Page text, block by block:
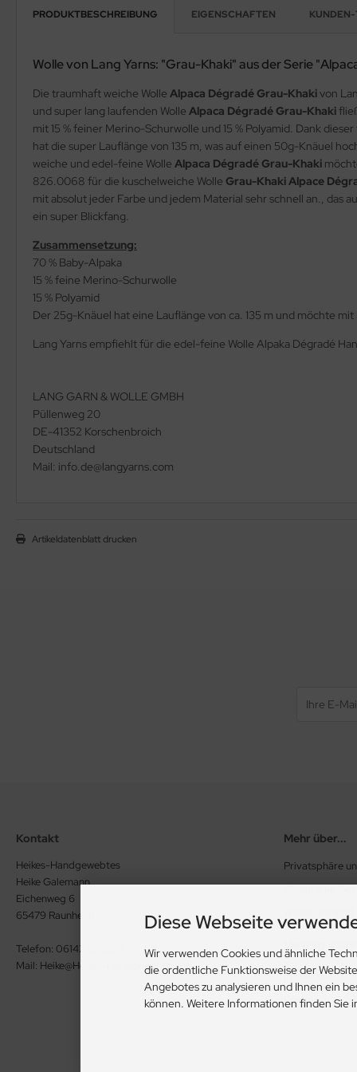
PRODUKTBESCHREIBUNG EIGENSCHAFTEN
Wolle von Lang Yarns: "Grau-Khaki" aus der Serie
Die traumhaft weiche Wolle Alpaca Dégradé Grau-Khakivon
und super lang laufenden Wolle Alpaca Dégradé Grau-Khaki
mit 15 % feiner Merino-Schurwolle und 15 % Polyamid. Dank
hat die super Lauflänge von 135 m, was auf einen 50g-Knäuel
weiche und edel-feine Wolle Alpaca Dégradé Grau-Khaki
826.0068 für die kuschelweiche Wolle Grau-Khaki Alpace
mit absolut jeder Farbe und jedem Material sehr schnell an., das
ein super Blickfang.
Zusammensetzung:
70 % Baby-Alpaka
15 % feine Merino-Schurwolle
15 % Polyamid
Der 25g-Knäuel hat eine Lauflänge von ca. 135 m und möchte
Lang Yarns empfiehlt für die edel-feine Wolle Alpaka Dégradé
LANG GARN & WOLLE GMBH
Püllenweg 20
DE-41352 Korschenbroich
Deutschland
Mail: info.de@langyarns.com
Artikeldatenblatt drucken
Kontakt
Heikes-Handgewebtes
Heike Galemann
Eichenweg 6
65479 Raunheim
Telefon: 06142 926386
Mail: Heike@Heikes-Handgewebtes.de
Mehr über...
Privatsphäre
Allgemeine
Widerrufsrecht
Impressum
Kontakt
Diese Webseite
Wir verwenden Cookies und ähnliche
die ordentliche Funktionsweise der
Angebotes zu analysieren und Ihnen ein
können. Weitere Informationen finden Sie